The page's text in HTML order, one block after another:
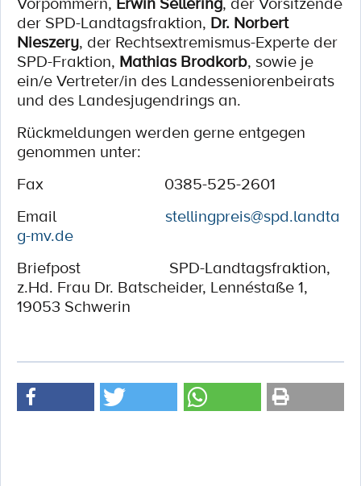
der SPD-Landtagsfraktion, Dr. Norbert
Nieszery, der Rechtsextremismus-Experte der
SPD-Fraktion, Mathias Brodkorb, sowie je
ein/e Vertreter/in des Landesseniorenbeirats
und des Landesjugendrings an.
Rückmeldungen werden gerne entgegen
genommen unter:
Fax 0385-525-2601
Email stellingpreis@spd.landta
g-mv.de
Briefpost SPD-Landtagsfraktion,
z.Hd. Frau Dr. Batscheider, Lennéstaße 1,
19053 Schwerin